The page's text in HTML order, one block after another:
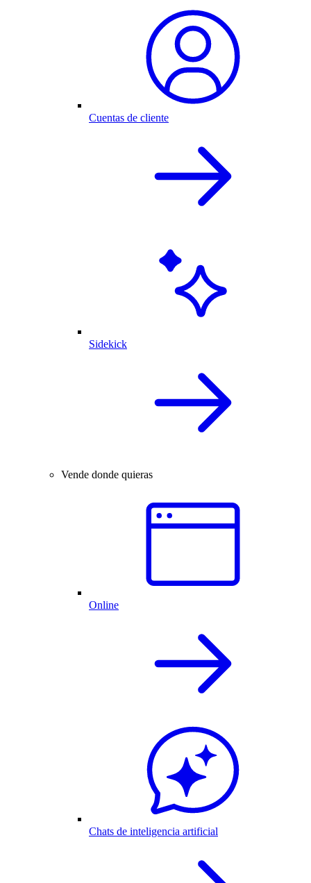
Cuentas de cliente
Sidekick
Vende donde quieras
Online
Chats de inteligencia artificial